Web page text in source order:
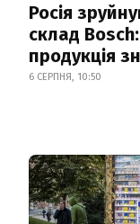
Росія
склад
продукція
6 СЕРПНЯ, 10:50